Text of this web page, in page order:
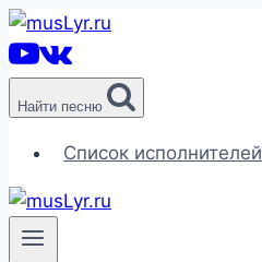
Перейти
к
содержимому
Найти песню
Список исполнителей